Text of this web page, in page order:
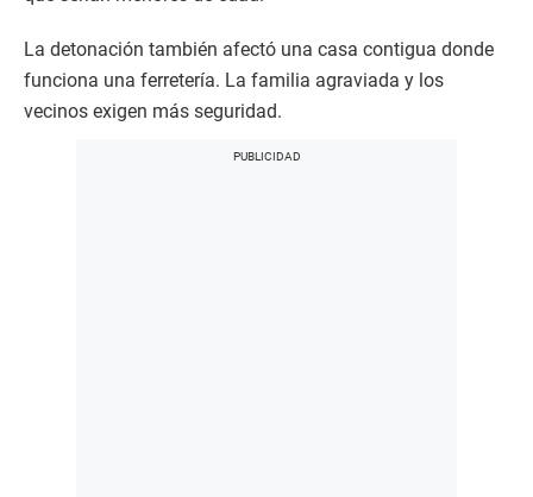
La detonación también afectó una casa contigua donde
funciona una ferretería. La familia agraviada y los
vecinos exigen más seguridad.